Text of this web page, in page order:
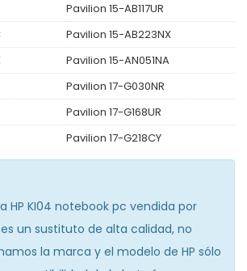
Pavilion 15-AB117UR
Pavilion 15-AB223NX
Pavilion 15-AN051NA
Pavilion 17-G030NR
Pavilion 17-G168UR
Pavilion 17-G218CY
HP KI04 notebook pc vendida por
es un sustituto de alta calidad, no
la marca y el modelo de HP sólo